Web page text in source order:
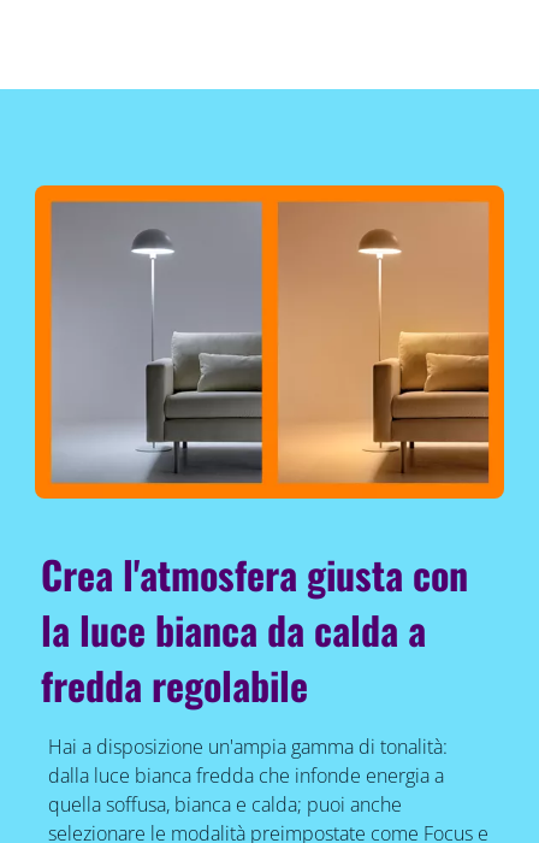
Crea l'atmosfera giusta con
la luce bianca da calda a
fredda regolabile
Hai a disposizione un'ampia gamma di tonalità:
dalla luce bianca fredda che infonde energia a
quella soffusa, bianca e calda; puoi anche
selezionare le modalità preimpostate come Focus e